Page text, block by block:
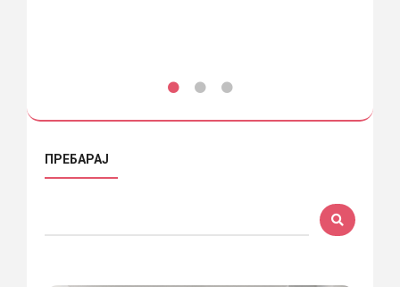
ПРЕБАРАЈ